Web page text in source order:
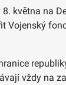
května na
Vojenský
vždy na